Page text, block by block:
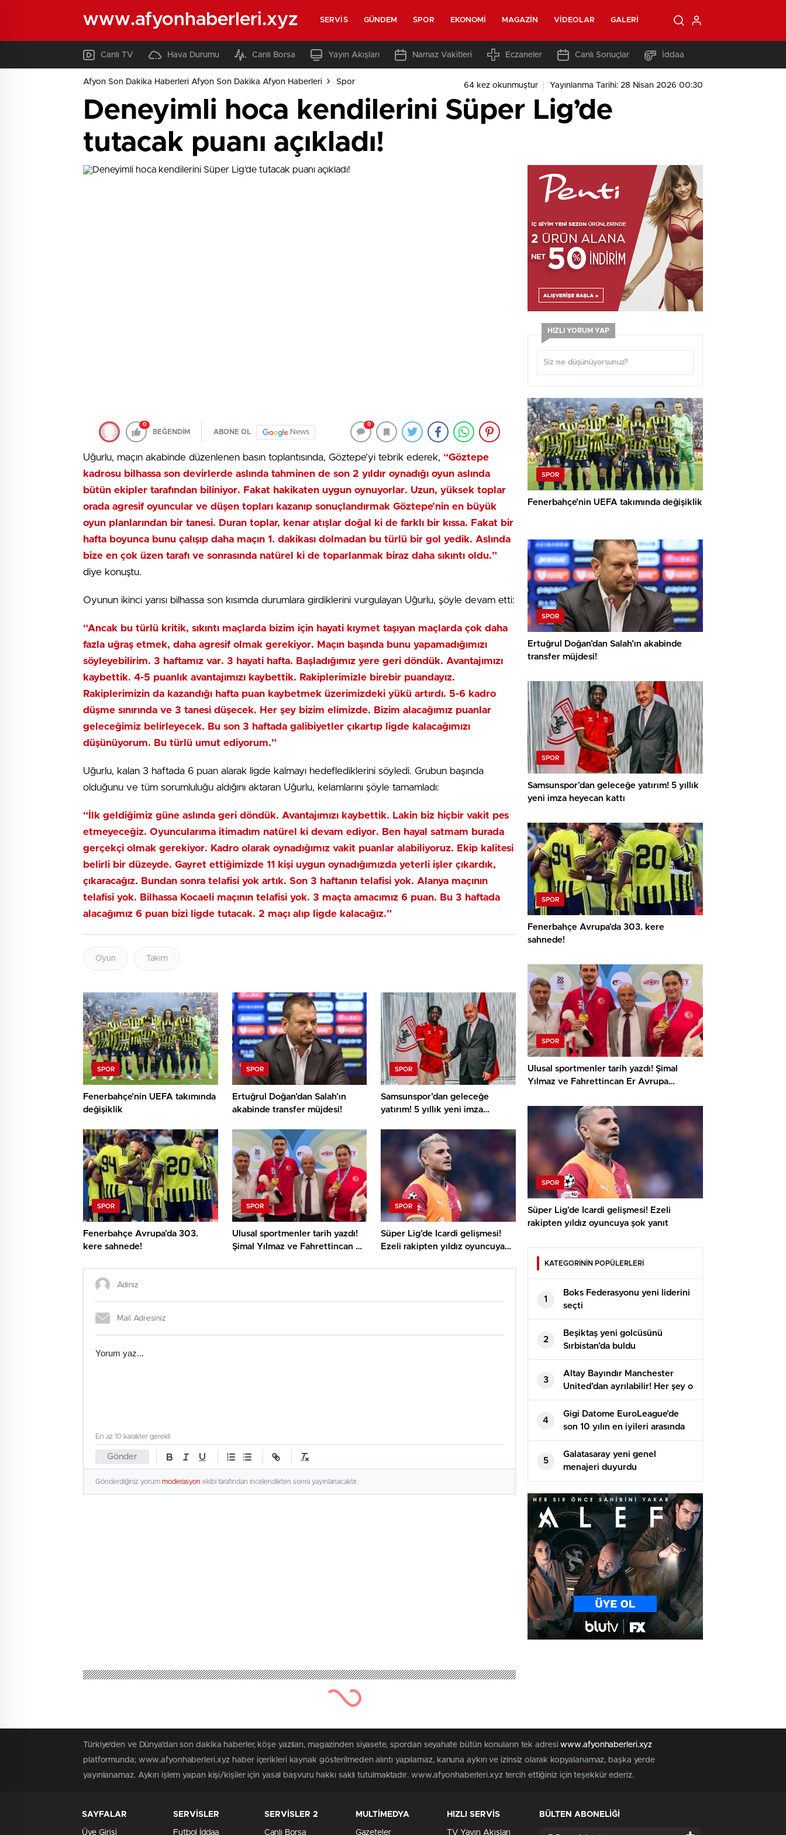
www.afyonhaberleri.xyz SERVIS GÜNDEM SPOR EKONOMI MAGAZIN VIDEOLAR GALERI
Canlı TV Hava Durumu Canlı Borsa Yayın Akışları Namaz Vakitleri Eczaneler Canlı Sonuçlar İddaa
Afyon Son Dakika Haberleri Afyon Son Dakika Afyon Haberleri Spor 64 kez okunmuştur Yayınlanma Tarihi: 28 Nisan 2026 00:30
Deneyimli hoca kendilerini Süper Lig’de
tutacak puanı açıkladı!
0
BEĞENDİM ABONE OL News
0
Uğurlu, maçın akabinde düzenlenen basın toplantısında, Göztepe’yi tebrik ederek, “Göztepe
kadrosu bilhassa son devirlerde aslında tahminen de son 2 yıldır oynadığı oyun aslında
bütün ekipler tarafından biliniyor. Fakat hakikaten uygun oynuyorlar. Uzun, yüksek toplar
orada agresif oyuncular ve düşen topları kazanıp sonuçlandırmak Göztepe’nin en büyük
oyun planlarından bir tanesi. Duran toplar, kenar atışlar doğal ki de farklı bir kıssa. Fakat bir
hafta boyunca bunu çalışıp daha maçın 1. dakikası dolmadan bu türlü bir gol yedik. Aslında
bize en çok üzen tarafı ve sonrasında natürel ki de toparlanmak biraz daha sıkıntı oldu.”
diye konuştu.
Oyunun ikinci yarısı bilhassa son kısımda durumlara girdiklerini vurgulayan Uğurlu, şöyle devam etti:
“Ancak bu türlü kritik, sıkıntı maçlarda bizim için hayati kıymet taşıyan maçlarda çok daha
fazla uğraş etmek, daha agresif olmak gerekiyor. Maçın başında bunu yapamadığımızı
söyleyebilirim. 3 haftamız var. 3 hayati hafta. Başladığımız yere geri döndük. Avantajımızı
kaybettik. 4-5 puanlık avantajımızı kaybettik. Rakiplerimizle birebir puandayız.
Rakiplerimizin da kazandığı hafta puan kaybetmek üzerimizdeki yükü artırdı. 5-6 kadro
düşme sınırında ve 3 tanesi düşecek. Her şey bizim elimizde. Bizim alacağımız puanlar
geleceğimiz belirleyecek. Bu son 3 haftada galibiyetler çıkartıp ligde kalacağımızı
düşünüyorum. Bu türlü umut ediyorum.”
Uğurlu, kalan 3 haftada 6 puan alarak ligde kalmayı hedeflediklerini söyledi. Grubun başında
olduğunu ve tüm sorumluluğu aldığını aktaran Uğurlu, kelamlarını şöyle tamamladı:
“İlk geldiğimiz güne aslında geri döndük. Avantajımızı kaybettik. Lakin biz hiçbir vakit pes
etmeyeceğiz. Oyuncularıma itimadım natürel ki devam ediyor. Ben hayal satmam burada
gerçekçi olmak gerekiyor. Kadro olarak oynadığımız vakit puanlar alabiliyoruz. Ekip kalitesi
belirli bir düzeyde. Gayret ettiğimizde 11 kişi uygun oynadığımızda yeterli işler çıkardık,
çıkaracağız. Bundan sonra telafisi yok artık. Son 3 haftanın telafisi yok. Alanya maçının
telafisi yok. Bilhassa Kocaeli maçının telafisi yok. 3 maçta amacımız 6 puan. Bu 3 haftada
alacağımız 6 puan bizi ligde tutacak. 2 maçı alıp ligde kalacağız.”
Oyun Takım
SPOR
Fenerbahçe’nin UEFA takımında
değişiklik
SPOR
Ertuğrul Doğan’dan Salah’ın
akabinde transfer müjdesi!
SPOR
Samsunspor’dan geleceğe
yatırım! 5 yıllık yeni imza
SPOR
Fenerbahçe Avrupa’da 303.
kere sahnede!
SPOR
Ulusal sportmenler tarih yazdı!
Şimal Yılmaz ve Fahrettincan Er
SPOR
Süper Lig’de Icardi gelişmesi!
Ezeli rakipten yıldız oyuncuya
Gönder
En az 10 karakter gerekli
Gönderdiğiniz yorum moderasyon ekibi tarafından incelendikten sonra yayınlanacaktır.
HIZLI YORUM YAP
SPOR
Fenerbahçe’nin UEFA takımında değişiklik
SPOR
Ertuğrul Doğan’dan Salah’ın akabinde
transfer müjdesi!
SPOR
Samsunspor’dan geleceğe yatırım! 5 yıllık
yeni imza heyecan kattı
SPOR
Fenerbahçe Avrupa’da 303. kere
sahnede!
SPOR
Ulusal sportmenler tarih yazdı! Şimal
Yılmaz ve Fahrettincan Er Avrupa
SPOR
Süper Lig’de Icardi gelişmesi! Ezeli
rakipten yıldız oyuncuya şok yanıt
KATEGORİNİN POPÜLERLERİ
1
Boks Federasyonu yeni liderini
seçti
2
Beşiktaş yeni golcüsünü
Sırbistan’da buldu
3
Altay Bayındır Manchester
United’dan ayrılabilir! Her şey o
isme bağlı…
4
Gigi Datome EuroLeague’de
son 10 yılın en iyileri arasında
5
Galatasaray yeni genel
menajeri duyurdu
Türkiye'den ve Dünya’dan son dakika haberler, köşe yazıları, magazinden siyasete, spordan seyahate bütün konuların tek adresiwww.afyonhaberleri.xyz
platformunda; www.afyonhaberleri.xyz haber içerikleri kaynak gösterilmeden alıntı yapılamaz, kanuna aykırı ve izinsiz olarak kopyalanamaz, başka yerde
yayınlanamaz. Aykırı işlem yapan kişi/kişiler için yasal başvuru hakkı saklı tutulmaktadır. www.afyonhaberleri.xyz tercih ettiğiniz için teşekkür ederiz.
SAYFALAR
Üye Girişi
SERVİSLER
Futbol İddaa
SERVİSLER 2
Canlı Borsa
MULTİMEDYA
Gazeteler
HIZLI SERVİS
TV Yayın Akışları
BÜLTEN ABONELİĞİ